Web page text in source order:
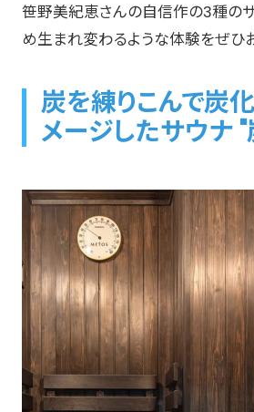
笹野美紀恵さんの自信作の3種の
め生まれ変わるような体験をぜひ
炭を練りこんで炭
メージしたサウナ